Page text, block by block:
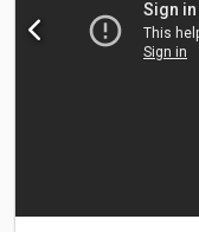
D2676 LFAI,
MAN TipMatic 14.27
(EBA) Confort du
Réfrigérateur et tiroir,